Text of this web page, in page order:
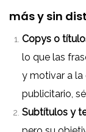
más y sin
Copys o
lo que las
y motivar a la
publicitario,
Subtítulos y